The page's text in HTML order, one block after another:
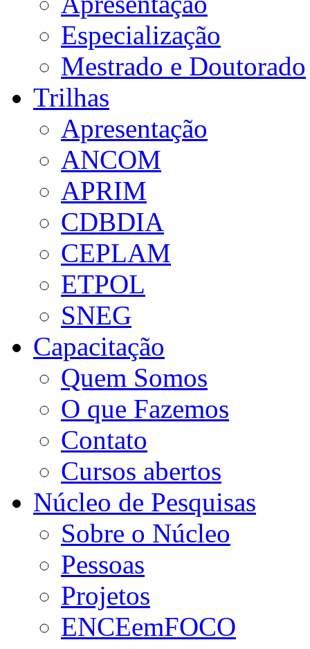
Especialização
Mestrado e Doutorado
Trilhas
Apresentação
ANCOM
APRIM
CDBDIA
CEPLAM
ETPOL
SNEG
Capacitação
Quem Somos
O que Fazemos
Contato
Cursos abertos
Núcleo de Pesquisas
Sobre o Núcleo
Pessoas
Projetos
ENCEemFOCO